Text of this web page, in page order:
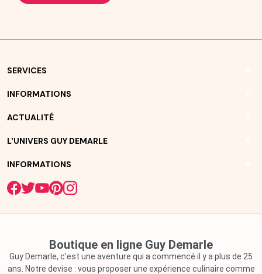
SERVICES
INFORMATIONS
ACTUALITÉ
L'UNIVERS GUY DEMARLE
INFORMATIONS
Boutique en ligne Guy Demarle
Guy Demarle, c'est une aventure qui a commencé il y a plus de 25
ans. Notre devise : vous proposer une expérience culinaire comme